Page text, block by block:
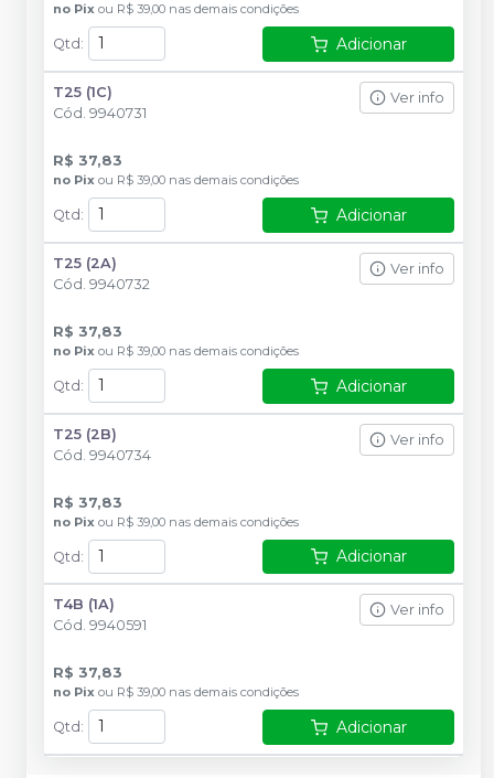
no Pix ou R$ 39,00 nas demais condições
Qtd : Adicionar
T25 (1C)
Cód. 9940731
Ver info
R$ 37,83
no Pix ou R$ 39,00 nas demais condições
Qtd : Adicionar
T25 (2A)
Cód. 9940732
Ver info
R$ 37,83
no Pix ou R$ 39,00 nas demais condições
Qtd : Adicionar
T25 (2B)
Cód. 9940734
Ver info
R$ 37,83
no Pix ou R$ 39,00 nas demais condições
Qtd: Adicionar
T4B (1A)
Cód. 9940591
Ver info
R$ 37,83
no Pix ou R$ 39,00 nas demais condições
Qtd : Adicionar